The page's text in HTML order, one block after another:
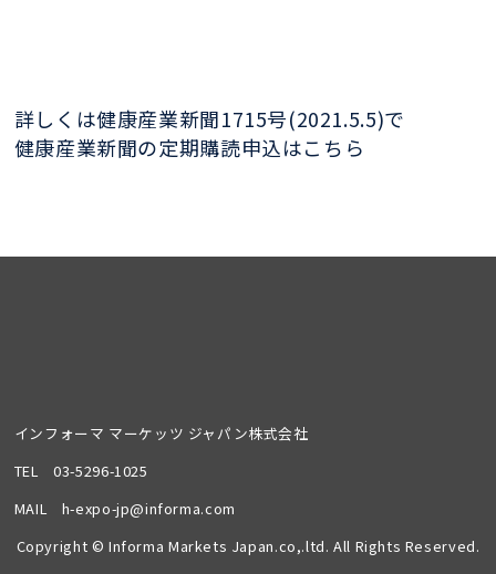
詳しくは健康産業新聞1715号(2021.5.5)で
健康産業新聞の定期購読申込はこちら
インフォーマ マーケッツ ジャパン株式会社
TEL03-5296-1025
MAIL h-expo-jp@informa.com
Copyright © Informa Markets Japan.co,.ltd. All Rights Reserved.